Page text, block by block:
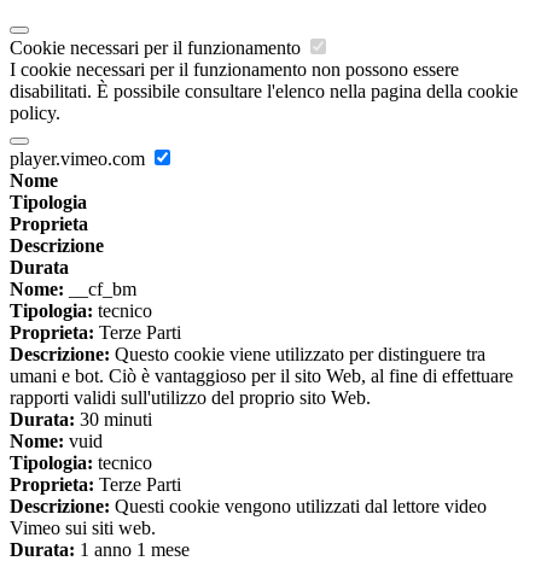
Cookie necessari per il funzionamento
I cookie necessari per il funzionamento non possono essere
disabilitati. È possibile consultare l'elenco nella pagina della cookie
policy.
player.vimeo.com
Nome
Tipologia
Proprieta
Descrizione
Durata
Nome: __cf_bm
Tipologia: tecnico
Proprieta: Terze Parti
Descrizione: Questo cookie viene utilizzato per distinguere tra
umani e bot. Ciò è vantaggioso per il sito Web, al fine di effettuare
rapporti validi sull'utilizzo del proprio sito Web.
Durata: 30 minuti
Nome: vuid
Tipologia: tecnico
Proprieta: Terze Parti
Descrizione: Questi cookie vengono utilizzati dal lettore video
Vimeo sui siti web.
Durata: 1 anno 1 mese